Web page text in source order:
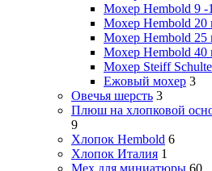
Мохер Hembold 9 -
Мохер Hembold 20
Мохер Hembold 25
Мохер Hembold 40
Мохер Steiff
Ежовый мохер 3
Овечья шерсть 3
Плюш на хлопковой
9
Хлопок Hembold 6
Хлопок Италия 1
Мех для миниатюры 60